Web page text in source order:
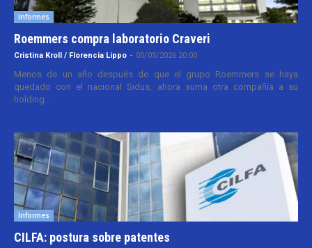
Informes
Roemmers compra laboratorio Craveri
Cristina Kroll / Florencia Lippo - 05/05/2026 20:00
Menos de un año después de que el grupo Roemmers se haya
quedado con el nacional Sidus, ahora suma otra compañía a su
holding....
Informes
CILFA: postura sobre patentes